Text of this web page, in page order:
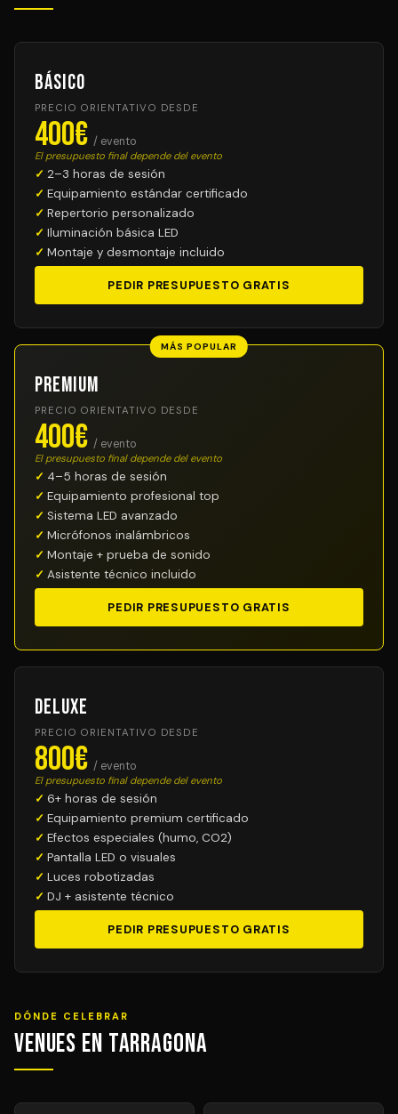
Básico
PRECIO ORIENTATIVO DESDE
400€ / evento
El presupuesto final depende del evento
2–3 horas de sesión
Equipamiento estándar certificado
Repertorio personalizado
Iluminación básica LED
Montaje y desmontaje incluido
PEDIR PRESUPUESTO GRATIS
MÁS POPULAR
Premium
PRECIO ORIENTATIVO DESDE
400€ / evento
El presupuesto final depende del evento
4–5 horas de sesión
Equipamiento profesional top
Sistema LED avanzado
Micrófonos inalámbricos
Montaje + prueba de sonido
Asistente técnico incluido
PEDIR PRESUPUESTO GRATIS
Deluxe
PRECIO ORIENTATIVO DESDE
800€ / evento
El presupuesto final depende del evento
6+ horas de sesión
Equipamiento premium certificado
Efectos especiales (humo, CO2)
Pantalla LED o visuales
Luces robotizadas
DJ + asistente técnico
PEDIR PRESUPUESTO GRATIS
DÓNDE CELEBRAR
Venues en Tarragona